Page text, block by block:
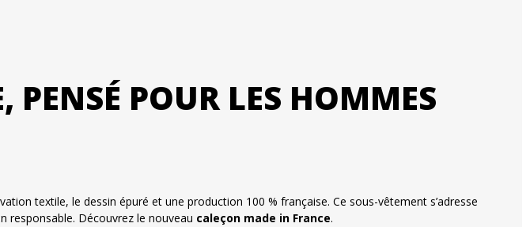
POUR LES HOMMES
textile, le dessin épuré et une production 100 % française. Ce sous-vêtement s’adresse
responsable. Découvrez le nouveau caleçon made in France.